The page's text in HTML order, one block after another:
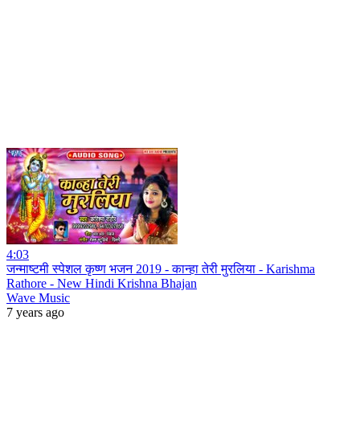
4:03
जन्माष्टमी स्पेशल कृष्ण भजन 2019 - कान्हा तेरी मुरलिया - Karishma
Rathore - New Hindi Krishna Bhajan
Wave Music
7 years ago